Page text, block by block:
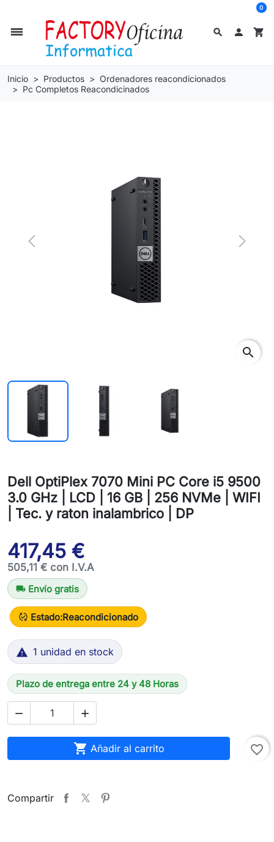
search
dehaze  shopping_cart
0
Inicio Productos
Ordenadores reacondicionados
Pc Completos Reacondicinados
Previous Next
Dell OptiPlex 7070 Mini PC Core i5 9500
3.0 GHz | LCD | 16 GB | 256 NVMe | WIFI
| Tec. y raton inalambrico | DP
417,45 €
505,11 € con I.V.A
local_shipping Envío gratis
published_with_changes Estado:Reacondicionado
 1 unidad en stock
Plazo de entrega entre 24 y 48 Horas
 
 Añadir al carrito favorite_border
Compartir